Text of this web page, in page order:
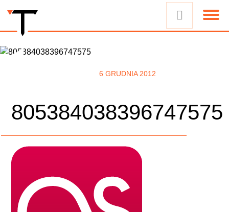
6 GRUDNIA 2012
805384038396747575